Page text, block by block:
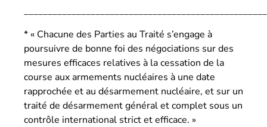
* « Chacune des Parties au Traité s’engage à
poursuivre de bonne foi des négociations sur des
mesures efficaces relatives à la cessation de la
course aux armements nucléaires à une date
rapprochée et au désarmement nucléaire, et sur un
traité de désarmement général et complet sous un
contrôle international strict et efficace. »